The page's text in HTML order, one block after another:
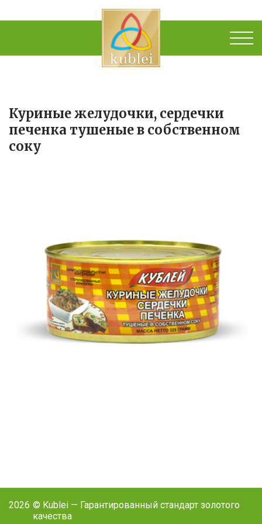
Куриные желудочки, сердечки
печенка тушеные в собственном
соку
2026 © Kublei — Гарантированный стандарт золотого
качества